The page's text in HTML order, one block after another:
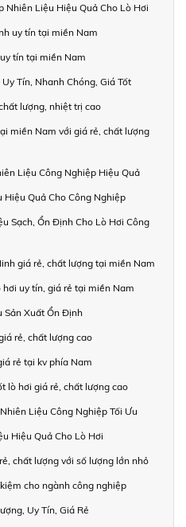
Nhiên Liệu Hiệu Quả Cho Lò Hơi
uy tín tại miền Nam
tín tại miền Nam
Tín, Nhanh Chóng, Giá Tốt
lượng, nhiệt trị cao
miền Nam với giá rẻ, chất lượng
Liệu Công Nghiệp Hiệu Quả
Hiệu Quả Cho Công Nghiệp
Sạch, Ổn Định Cho Lò Hơi Công
giá rẻ, chất lượng tại miền Nam
uy tín, giá rẻ tại miền Nam
Sản Xuất Ổn Định
rẻ, chất lượng cao
rẻ tại kv phía Nam
lò hơi giá rẻ, chất lượng cao
Liệu Công Nghiệp Tối Ưu
Hiệu Quả Cho Lò Hơi
chất lượng với số lượng lớn nhỏ
cho ngành công nghiệp
Uy Tín, Giá Rẻ